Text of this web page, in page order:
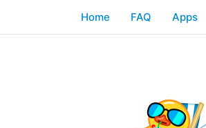
Home FAQ Apps